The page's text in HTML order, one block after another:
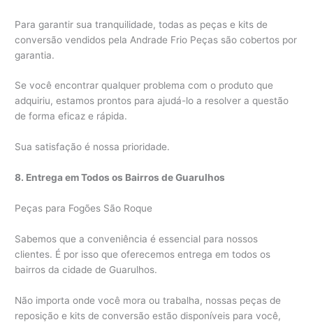
Para garantir sua tranquilidade, todas as peças e kits de
conversão vendidos pela Andrade Frio Peças são cobertos por
garantia.
Se você encontrar qualquer problema com o produto que
adquiriu, estamos prontos para ajudá-lo a resolver a questão
de forma eficaz e rápida.
Sua satisfação é nossa prioridade.
8. Entrega em Todos os Bairros de Guarulhos
Peças para Fogões São Roque
Sabemos que a conveniência é essencial para nossos
clientes. É por isso que oferecemos entrega em todos os
bairros da cidade de Guarulhos.
Não importa onde você mora ou trabalha, nossas peças de
reposição e kits de conversão estão disponíveis para você,